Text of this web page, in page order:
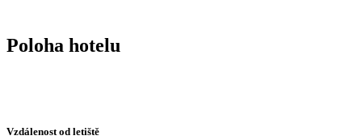
Poloha hotelu
Vzdálenost od letiště